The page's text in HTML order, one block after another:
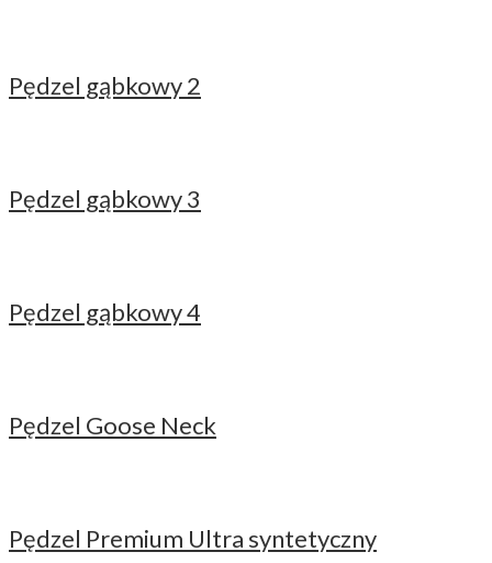
Pędzel gąbkowy 2
Pędzel gąbkowy 3
Pędzel gąbkowy 4
Pędzel Goose Neck
Pędzel Premium Ultra syntetyczny